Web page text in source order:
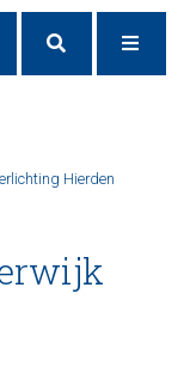
Hierden